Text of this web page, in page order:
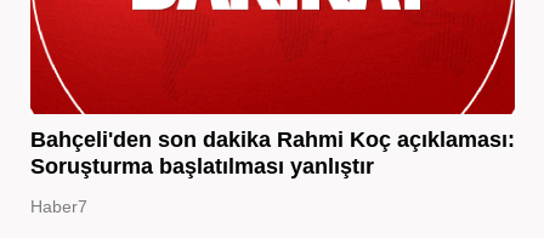
Bahçeli'den son dakika Rahmi Koç açıklaması:
Soruşturma başlatılması yanlıştır
Haber7